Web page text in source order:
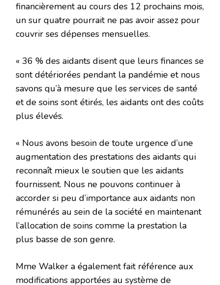
financièrement au cours des 12 prochains mois,
un sur quatre pourrait ne pas avoir assez pour
couvrir ses dépenses mensuelles.
« 36 % des aidants disent que leurs finances se
sont détériorées pendant la pandémie et nous
savons qu’à mesure que les services de santé
et de soins sont étirés, les aidants ont des coûts
plus élevés.
« Nous avons besoin de toute urgence d’une
augmentation des prestations des aidants qui
reconnaît mieux le soutien que les aidants
fournissent. Nous ne pouvons continuer à
accorder si peu d’importance aux aidants non
rémunérés au sein de la société en maintenant
l’allocation de soins comme la prestation la
plus basse de son genre.
Mme Walker a également fait référence aux
modifications apportées au système de